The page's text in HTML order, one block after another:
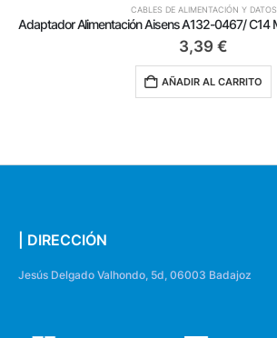
CABLES DE ALIMENTACIÓN Y DATOS
3,39 €
AÑADIR AL CARRITO
| DIRECCIÓN
Jesús Delgado Valhondo, 5d, 06003 Badajoz